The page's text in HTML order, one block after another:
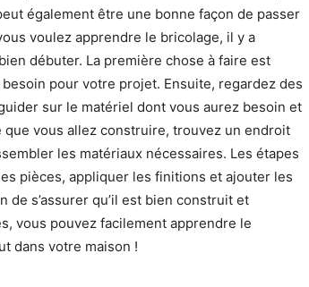
également être une bonne façon de passer
voulez apprendre le bricolage, il y a
débuter. La première chose à faire est
pour votre projet. Ensuite, regardez des
sur le matériel dont vous aurez besoin et
vous allez construire, trouvez un endroit
les matériaux nécessaires. Les étapes
pièces, appliquer les finitions et ajouter les
s’assurer qu’il est bien construit et
vous pouvez facilement apprendre le
dans votre maison !